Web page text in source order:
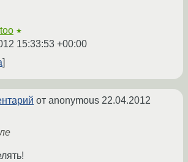
★
15:33:53 +00:00
от anonymous 22.04.2012